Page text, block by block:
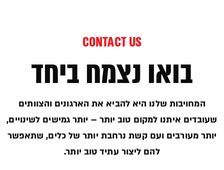
CONTACT US
בואו נצמח ביחד
המחויבות שלנו היא להביא את הארגונים והצוותים
שעובדים איתנו למקום טוב יותר – יותר גמישים לשינויים,
יותר מעורבים ועם קשת נרחבת יותר של כלים, שתאפשר
להם ליצור עתיד טוב יותר.